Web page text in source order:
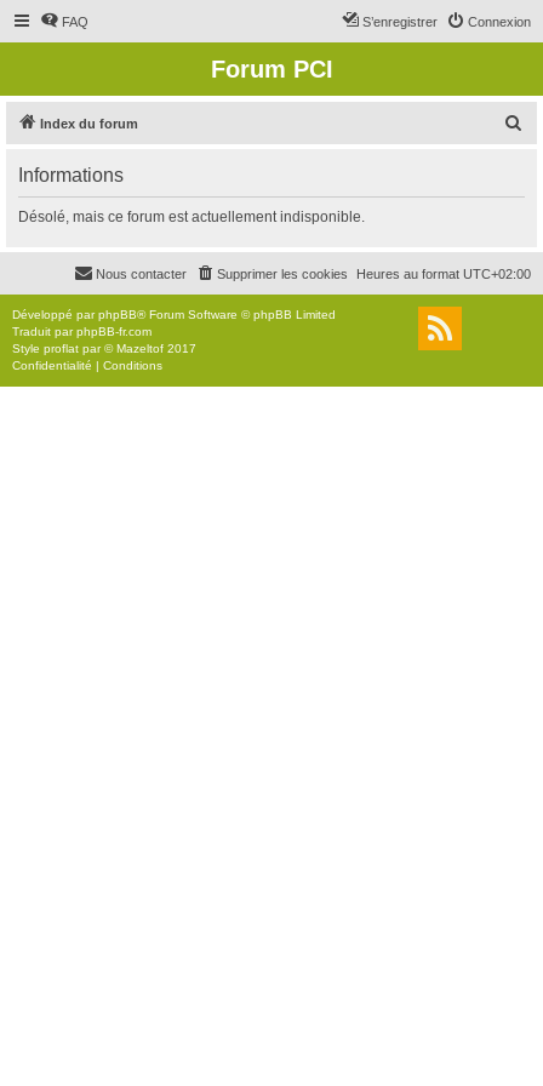
FAQ Connexion
S’enregistrer
Forum PCI
Index du forum
r
c
r
Informations
Désolé, mais ce forum est actuellement indisponible.
Heures au format UTC+02:00
Supprimer les cookies
Nous contacter
Développé parphpBB® Forum Software © phpBB Limited
Traduit parphpBB-fr.com
Style proflat par ©Mazeltof 2017
Confidentialité | Conditions